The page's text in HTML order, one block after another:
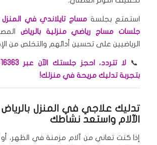
استمتع بجلسةمساج تايلاندي في المنزل
جلسات مساج رياضي منزلية بالرياض
الرياضيين على تحسين أدائهم والتخلص من
📞
بتجربة تدليك مريحة في منزلك!
تدليك علاجي في المنزل بالرياض
الآلام واستعد نشاطك
إذا كنت تعاني من آلام مزمنة في الظهر،